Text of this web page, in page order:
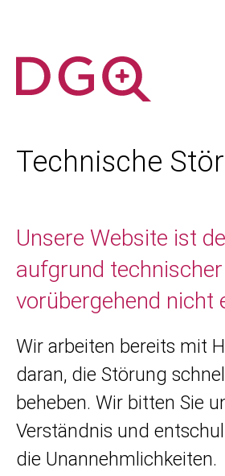
Technische
Unsere Website ist
aufgrund
vorübergehend nicht
Wir arbeiten bereits mit
daran, die Störung
beheben. Wir bitten Sie
Verständnis und
die Unannehmlichkeiten.